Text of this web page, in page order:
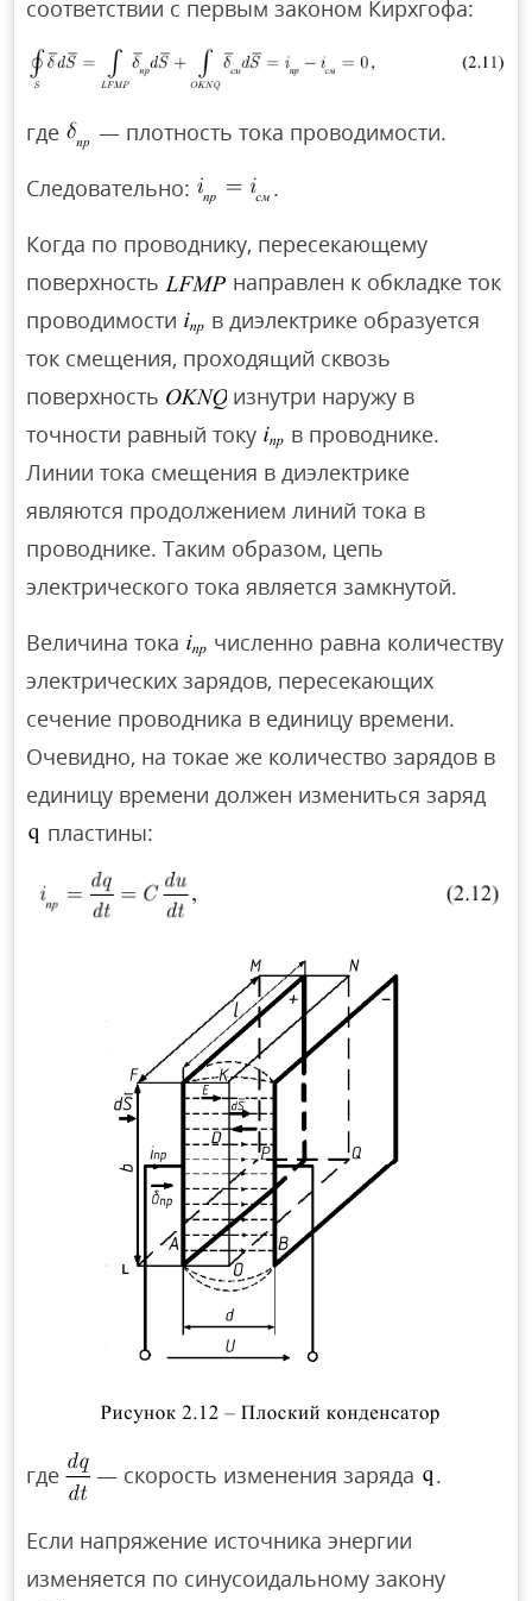
соответствии с первым законом Кирхгофа:
где
— плотность тока проводимости.
Следовательно:
.
Когда по проводнику, пересекающему
поверхность
направлен к обкладке ток
проводимости
в диэлектрике образуется
ток смещения, проходящий сквозь
поверхность
изнутри наружу в
точности равный току
в проводнике.
Линии тока смещения в диэлектрике
являются продолжением линий тока в
проводнике. Таким образом, цепь
электрического тока является замкнутой.
Величина тока
численно равна количеству
электрических зарядов, пересекающих
сечение проводника в единицу времени.
Очевидно, на токае же количество зарядов в
единицу времени должен измениться заряд
пластины:
где — скорость изменения заряда .
Если напряжение источника энергии
изменяется по синусоидальному закону